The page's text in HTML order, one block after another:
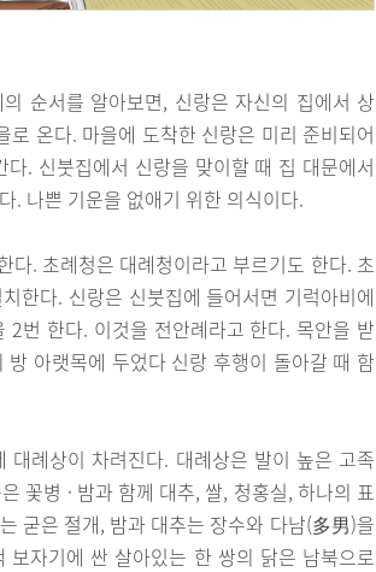
순서를 알아보면, 신랑은 자신의 집에서 상
온다. 마을에 도착한 신랑은 미리 준비되어
. 신붓집에서 신랑을 맞이할 때 집 대문에서
. 나쁜 기운을 없애기 위한 의식이다.
. 초례청은 대례청이라고 부르기도 한다. 초
한다. 신랑은 신붓집에 들어서면 기럭아비에
번 한다. 이것을 전안례라고 한다. 목안을 받
아랫목에 두었다 신랑 후행이 돌아갈 때 함
례상이 차려진다. 대례상은 발이 높은 고족
꽃병 · 밤과 함께 대추, 쌀, 청홍실, 하나의 표
굳은 절개, 밤과 대추는 장수와 다남(多男)을
자기에 싼 살아있는 한 쌍의 닭은 남북으로